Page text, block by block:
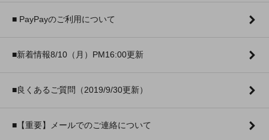
■ PayPayのご利用について
■新着情報8/10（月）PM16:00更新
■良くあるご質問（2019/9/30更新）
■【重要】メールでのご連絡について